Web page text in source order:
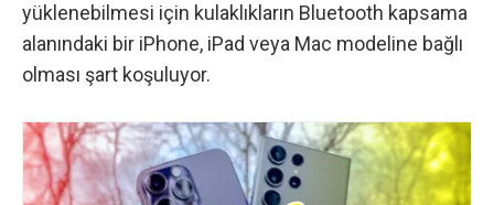
yüklenebilmesi için kulaklıkların Bluetooth kapsama
alanındaki bir iPhone, iPad veya Mac modeline bağlı
olması şart koşuluyor.